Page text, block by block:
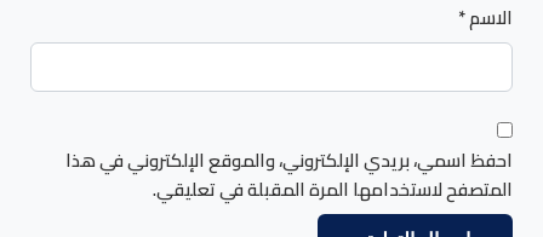
الاسم*
احفظ اسمي، بريدي الإلكتروني، والموقع الإلكتروني في هذا
المتصفح لاستخدامها المرة المقبلة في تعليقي.